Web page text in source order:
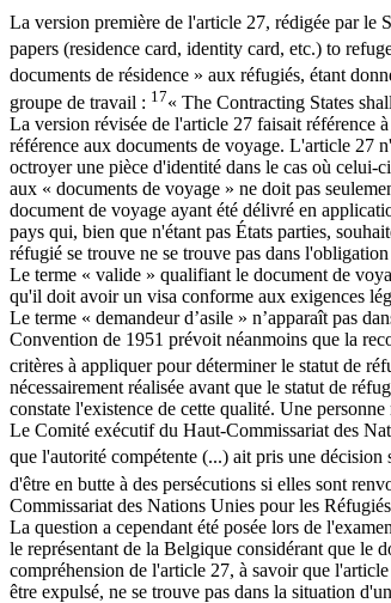
La version première de l'article 27, rédigée par le
papers (residence card, identity card, etc.) to
documents de résidence » aux réfugiés, étant
groupe de travail : 17« The Contracting States
La version révisée de l'article 27 faisait référence
référence aux documents de voyage. L'article 27
octroyer une pièce d'identité dans le cas où celui-
aux « documents de voyage » ne doit pas
document de voyage ayant été délivré en
pays qui, bien que n'étant pas États parties,
réfugié se trouve ne se trouve pas dans
Le terme « valide » qualifiant le document de
qu'il doit avoir un visa conforme aux exigences
Le terme « demandeur d’asile » n’apparaît pas
Convention de 1951 prévoit néanmoins que la
critères à appliquer pour déterminer le statut de
nécessairement réalisée avant que le statut de
constate l'existence de cette qualité. Une
Le Comité exécutif du Haut-Commissariat des
que l'autorité compétente (...) ait pris une décision
d'être en butte à des persécutions si elles sont
Commissariat des Nations Unies pour les
La question a cependant été posée lors de
le représentant de la Belgique considérant que le
compréhension de l'article 27, à savoir que
être expulsé, ne se trouve pas dans la situation